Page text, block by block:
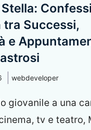
tra Successi,
e
webdeveloper
giovanile a una
tv e teatro,